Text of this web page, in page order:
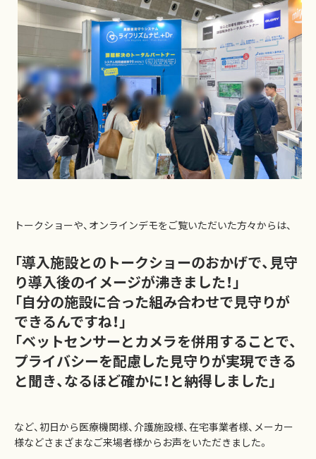
トークショーや、オンラインデモをご覧いただいた方々からは、
「導入施設とのトークショーのおかげで、見守
り導入後のイメージが沸きました！」
「自分の施設に合った組み合わせで見守りが
できるんですね！」
「ベットセンサーとカメラを併用することで、
プライバシーを配慮した見守りが実現できる
と聞き、なるほど確かに！と納得しました」
など、初日から医療機関様、介護施設様、在宅事業者様、メーカー
様などさまざまなご来場者様からお声をいただきました。